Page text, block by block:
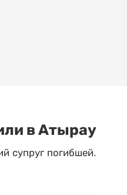
в Атырау
супруг погибшей.